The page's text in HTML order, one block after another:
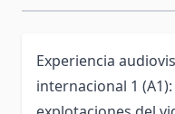
Experiencia
internacional 1